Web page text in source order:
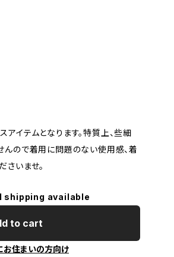
イテムとなります。特質上、些細
んので着用に問題のない使用感、着
いませ。
shipping available
to cart
お住まいの方向け